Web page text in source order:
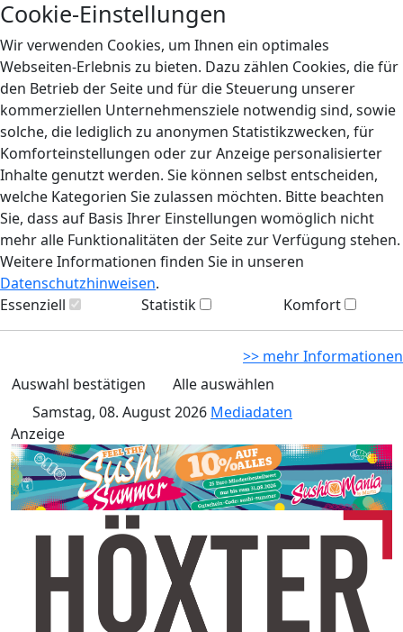
Cookie-Einstellungen
Wir verwenden Cookies, um Ihnen ein optimales
Webseiten-Erlebnis zu bieten. Dazu zählen Cookies, die für
den Betrieb der Seite und für die Steuerung unserer
kommerziellen Unternehmensziele notwendig sind, sowie
solche, die lediglich zu anonymen Statistikzwecken, für
Komforteinstellungen oder zur Anzeige personalisierter
Inhalte genutzt werden. Sie können selbst entscheiden,
welche Kategorien Sie zulassen möchten. Bitte beachten
Sie, dass auf Basis Ihrer Einstellungen womöglich nicht
mehr alle Funktionalitäten der Seite zur Verfügung stehen.
Weitere Informationen finden Sie in unseren
Datenschutzhinweisen.
Essenziell
Statistik Komfort
>> mehr Informationen
Auswahl bestätigen
Alle auswählen
Samstag, 08. August 2026 Mediadaten
Anzeige